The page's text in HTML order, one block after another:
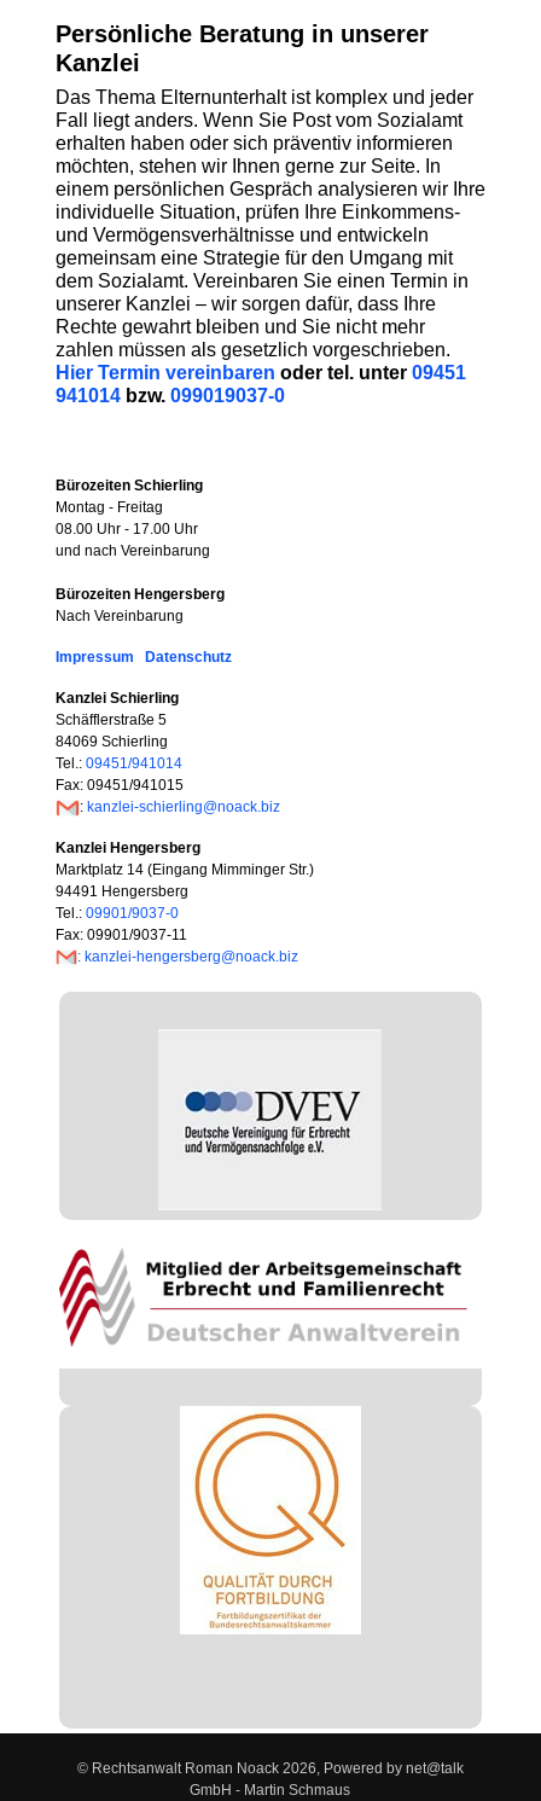
Persönliche Beratung in unserer
Kanzlei
Das Thema Elternunterhalt ist komplex und jeder
Fall liegt anders. Wenn Sie Post vom Sozialamt
erhalten haben oder sich präventiv informieren
möchten, stehen wir Ihnen gerne zur Seite. In
einem persönlichen Gespräch analysieren wir Ihre
individuelle Situation, prüfen Ihre Einkommens-
und Vermögensverhältnisse und entwickeln
gemeinsam eine Strategie für den Umgang mit
dem Sozialamt. Vereinbaren Sie einen Termin in
unserer Kanzlei – wir sorgen dafür, dass Ihre
Rechte gewahrt bleiben und Sie nicht mehr
zahlen müssen als gesetzlich vorgeschrieben.
Hier Termin vereinbaren oder tel. unter 09451
941014bzw. 099019037-0
Bürozeiten Schierling
Montag - Freitag
08.00 Uhr - 17.00 Uhr
und nach Vereinbarung
Bürozeiten Hengersberg
Nach Vereinbarung
Impressum Datenschutz
Kanzlei Schierling
Schäfflerstraße 5
84069 Schierling
Tel.:09451/941014
Fax: 09451/941015
: kanzlei-schierling@noack.biz
Kanzlei Hengersberg
Marktplatz 14 (Eingang Mimminger Str.)
94491 Hengersberg
Tel.: 09901/9037-0
Fax: 09901/9037-11
: kanzlei-hengersberg@noack.biz
© Rechtsanwalt Roman Noack 2026, Powered by net@talk
GmbH - Martin Schmaus